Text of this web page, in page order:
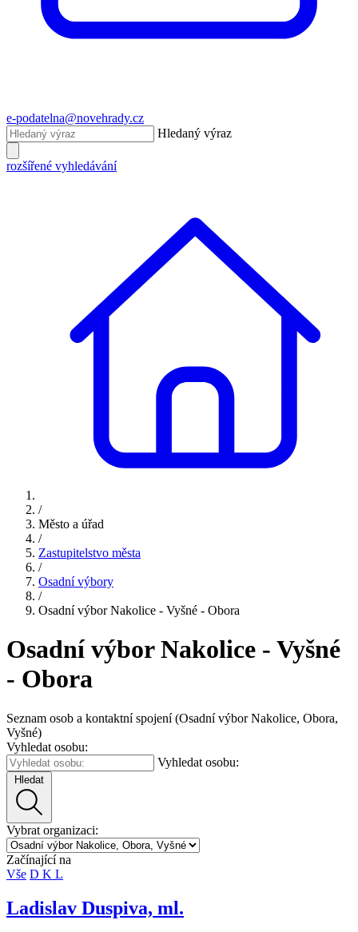
e-podatelna@novehrady.cz
Hledaný výraz
rozšířené vyhledávání
/
Město a úřad
/
Zastupitelstvo města
/
Osadní výbory
/
Osadní výbor Nakolice - Vyšné - Obora
Osadní výbor Nakolice - Vyšné
- Obora
Seznam osob a kontaktní spojení (Osadní výbor Nakolice, Obora,
Vyšné)
Vyhledat osobu:
Vyhledat osobu:
Hledat
Vybrat organizaci:
Začínající na
Vše D K L
Ladislav Duspiva, ml.